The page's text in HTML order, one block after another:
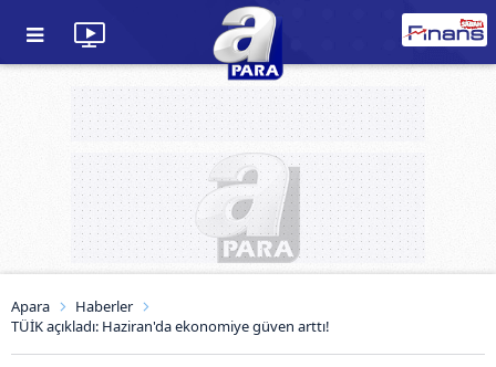
Apara
Haberler
TÜİK açıkladı: Haziran'da ekonomiye güven arttı!